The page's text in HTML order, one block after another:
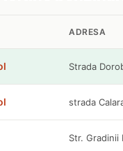
ADRESA
Strada
strada
Str. Gradinii